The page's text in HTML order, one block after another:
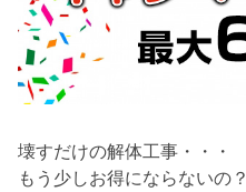
壊すだけの解体工事・・・
もう少しお得にならないの？